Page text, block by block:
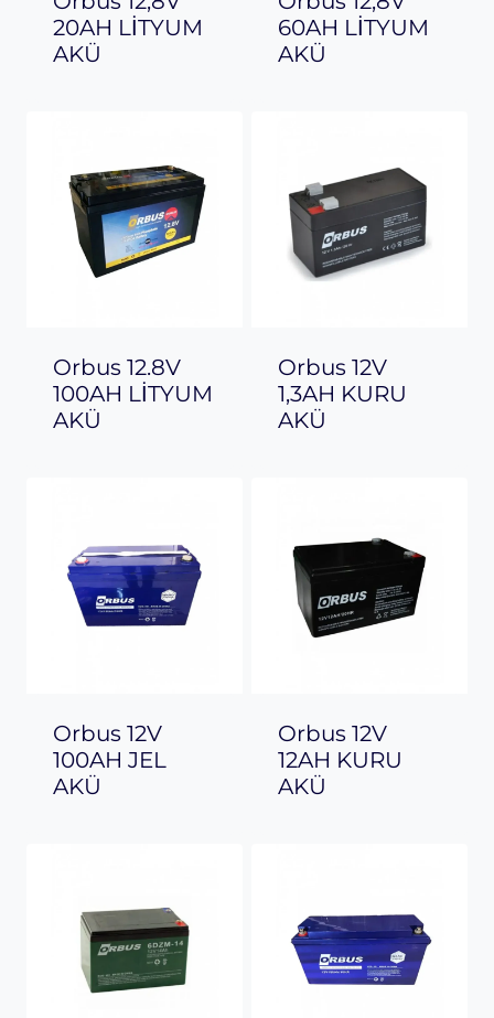
20AH LİTYUM
AKÜ
60AH LİTYUM
AKÜ
Orbus 12.8V
100AH LİTYUM
AKÜ
Orbus 12V
1,3AH KURU
AKÜ
Orbus 12V
100AH JEL
AKÜ
Orbus 12V
12AH KURU
AKÜ